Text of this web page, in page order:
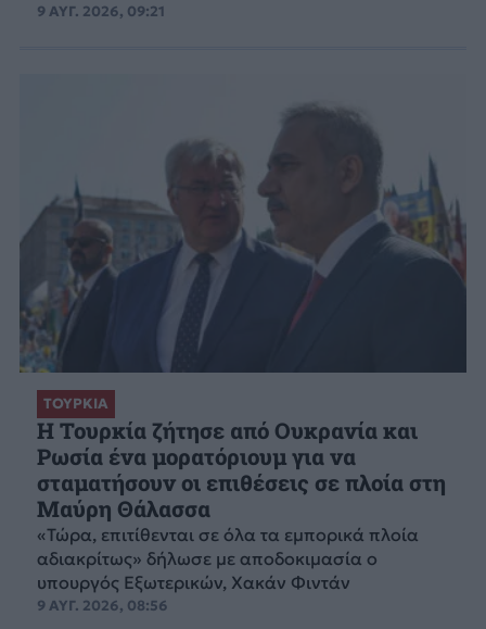
9 ΑΥΓ. 2026, 09:21
ΤΟΥΡΚΙΑ
Η Τουρκία ζήτησε από Ουκρανία και
Ρωσία ένα μορατόριουμ για να
σταματήσουν οι επιθέσεις σε πλοία στη
Μαύρη Θάλασσα
«Τώρα, επιτίθενται σε όλα τα εμπορικά πλοία
αδιακρίτως» δήλωσε με αποδοκιμασία ο
υπουργός Εξωτερικών, Χακάν Φιντάν
9 ΑΥΓ. 2026, 08:56